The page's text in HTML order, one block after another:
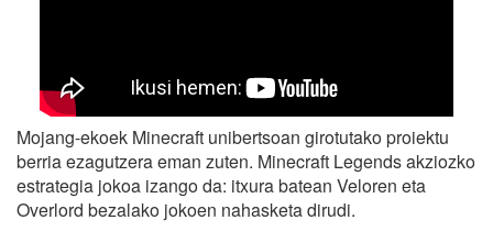
Mojang-ekoek Minecraft unibertsoan girotutako proiektu
berria ezagutzera eman zuten. Minecraft Legends akziozko
estrategia jokoa izango da: itxura batean Veloren eta
Overlord bezalako jokoen nahasketa dirudi.